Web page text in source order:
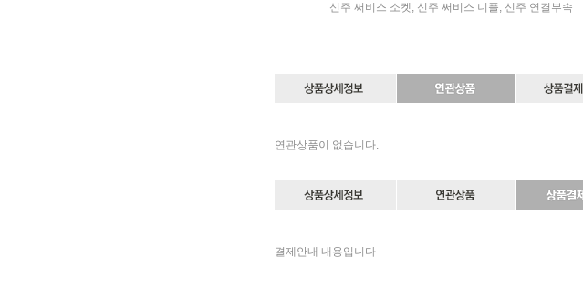
신주 써비스 소켓, 신주 써비스 니플, 신주 연결부속
연관상품이 없습니다.
결제안내 내용입니다